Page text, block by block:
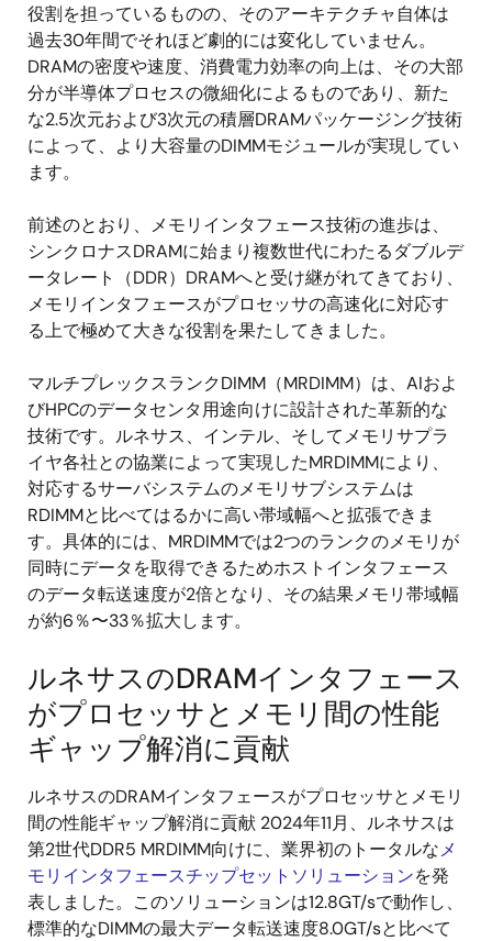
役割を担っているものの、そのアーキテクチャ自体は
過去30年間でそれほど劇的には変化していません。
DRAMの密度や速度、消費電力効率の向上は、その大部
分が半導体プロセスの微細化によるものであり、新た
な2.5次元および3次元の積層DRAMパッケージング技術
によって、より大容量のDIMMモジュールが実現してい
ます。
前述のとおり、メモリインタフェース技術の進歩は、
シンクロナスDRAMに始まり複数世代にわたるダブルデ
ータレート（DDR）DRAMへと受け継がれてきており、
メモリインタフェースがプロセッサの高速化に対応す
る上で極めて大きな役割を果たしてきました。
マルチプレックスランクDIMM（MRDIMM）は、AIおよ
びHPCのデータセンタ用途向けに設計された革新的な
技術です。ルネサス、インテル、そしてメモリサプラ
イヤ各社との協業によって実現したMRDIMMにより、
対応するサーバシステムのメモリサブシステムは
RDIMMと比べてはるかに高い帯域幅へと拡張できま
す。具体的には、MRDIMMでは2つのランクのメモリが
同時にデータを取得できるためホストインタフェース
のデータ転送速度が2倍となり、その結果メモリ帯域幅
が約6％〜33％拡大します。
ルネサスのDRAMインタフェース
がプロセッサとメモリ間の性能
ギャップ解消に貢献
ルネサスのDRAMインタフェースがプロセッサとメモリ
間の性能ギャップ解消に貢献 2024年11月、ルネサスは
第2世代DDR5 MRDIMM向けに、業界初のトータルなメ
モリインタフェースチップセットソリューションを発
表しました。このソリューションは12.8GT/sで動作し、
標準的なDIMMの最大データ転送速度8.0GT/sと比べて